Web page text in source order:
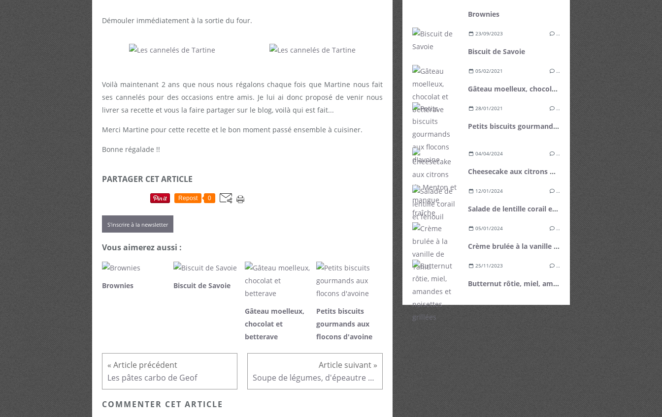
Démouler immédiatement à la sortie du four.
Voilà maintenant 2 ans que nous nous régalons chaque fois que Martine nous fait
ses cannelés pour des occasions entre amis. Je lui ai donc proposé de venir nous
livrer sa recette et vous la faire partager sur le blog, voilà qui est fait...
Merci Martine pour cette recette et le bon moment passé ensemble à cuisiner.
Bonne régalade !!
PARTAGER CET ARTICLE
Repost 0
S'inscrire à la newsletter
Vous aimerez aussi :
Brownies Biscuit de Savoie
Gâteau moelleux,
chocolat et
betterave
Petits biscuits
gourmands aux
flocons d'avoine
Les pâtes carbo de Geof Soupe de légumes, d'épeautre et Pecorino
COMMENTER CET ARTICLE
Brownies
23/09/2023 …
Biscuit de Savoie
05/02/2021 …
Gâteau moelleux, chocolat et betterave
28/01/2021 …
Petits biscuits gourmands aux flocons d'avoine
04/04/2024 …
Cheesecake aux citrons de Menton et mangue fraîche
12/01/2024 …
Salade de lentille corail et fenouil
05/01/2024 …
Crème brulée à la vanille de Tahiti
25/11/2023 …
Butternut rôtie, miel, amandes et noisettes grillées